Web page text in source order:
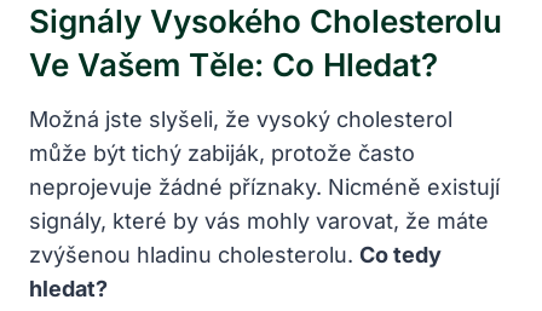
Signály Vysokého Cholesterolu
Ve Vašem Těle: Co Hledat?
Možná jste slyšeli, že vysoký cholesterol
může být tichý zabiják, protože často
neprojevuje žádné příznaky. Nicméně existují
signály, které by vás mohly varovat, že máte
zvýšenou hladinu cholesterolu. Co tedy
hledat?